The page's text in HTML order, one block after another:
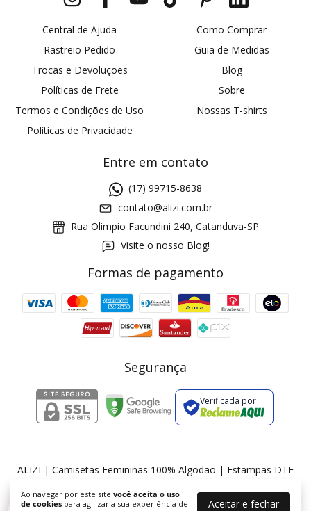
Ao navegar por este site você aceita o uso
de cookies para agilizar a sua experiência de
Aceitar e fechar
Central de Ajuda
Rastreio Pedido
Trocas e Devoluções
Políticas de Frete
Termos e Condições de Uso
Políticas de Privacidade
Como Comprar
Guia de Medidas
Blog
Sobre
Nossas T-shirts
Entre em contato
(17) 99715-8638
contato@alizi.com.br
Rua Olimpio Facundini 240, Catanduva-SP
Visite o nosso Blog!
Formas de pagamento
Segurança
Verificada por
ALIZI | Camisetas Femininas 100% Algodão | Estampas DTF
Cupom 1a compra: GANHE5
2 pecas 7% OFF